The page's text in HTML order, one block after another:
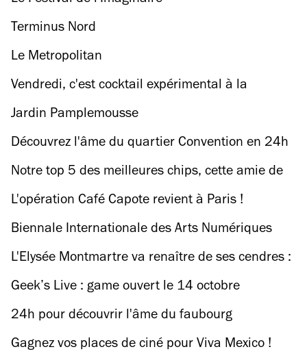
Terminus Nord
Le Metropolitan
Vendredi, c'est cocktail expérimental à la
Fondation Vuitton
Jardin Pamplemousse
Découvrez l'âme du quartier Convention en 24h
Notre top 5 des meilleures chips, cette amie de
l'apéro
L'opération Café Capote revient à Paris !
Biennale Internationale des Arts Numériques
2015 (ex-Némo)
L'Elysée Montmartre va renaître de ses cendres :
entretien avec son nouveau patron
Geek’s Live : game ouvert le 14 octobre
24h pour découvrir l'âme du faubourg
Poissonnière
Gagnez vos places de ciné pour Viva Mexico !